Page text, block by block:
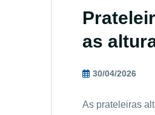
as
30/04/2026
As prateleiras